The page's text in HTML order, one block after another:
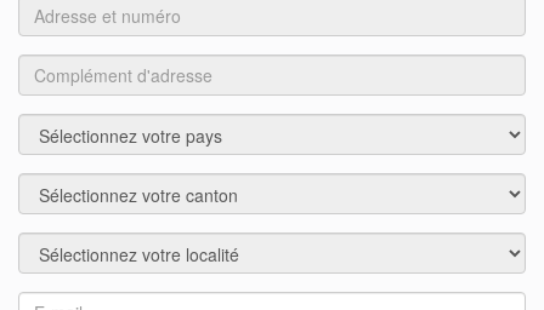
Adresse
et
numéro
Complément
d'adresse
Pays
Région
Localité